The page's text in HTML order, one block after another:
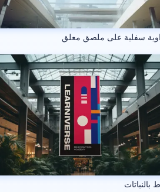
سفلية على ملصق معلق